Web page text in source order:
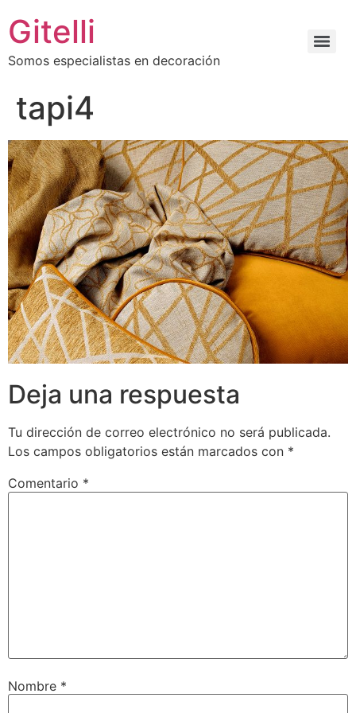
Gitelli
Somos especialistas en decoración
tapi4
Deja una respuesta
Tu dirección de correo electrónico no será publicada.
Los campos obligatorios están marcados con *
Comentario *
Nombre *